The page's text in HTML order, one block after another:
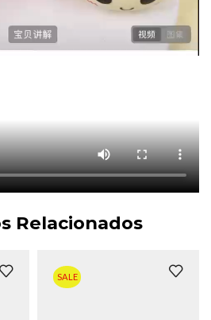
Relacionados
SALE